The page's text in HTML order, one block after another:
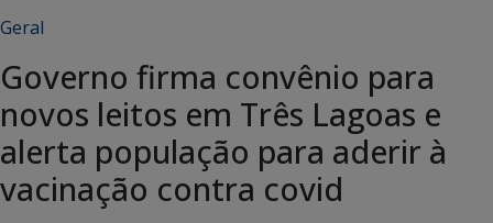
Geral
Governo firma convênio para
novos leitos em Três Lagoas e
alerta população para aderir à
vacinação contra covid